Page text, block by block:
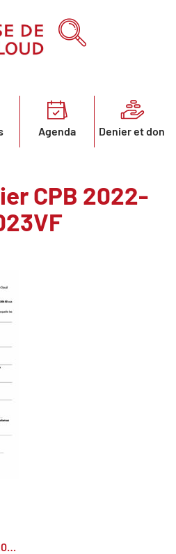
Agenda Denier et don
CPB 2022-
4-Calendrier CPB 2022-2023VF